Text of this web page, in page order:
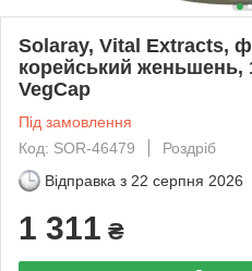
Solaray, Vital Extracts,
корейський женьшень,
VegCap
Під замовлення
Код: SOR-46479
Роздріб
Відправка з 22 серпня 2026
1 311 ₴